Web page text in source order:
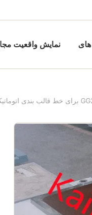
های نمایش واقعیت